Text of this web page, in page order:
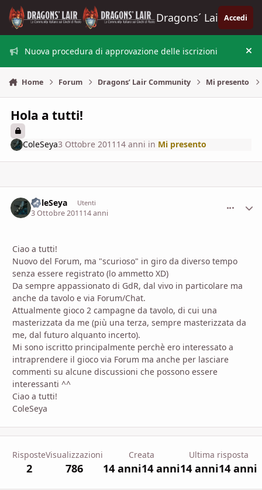
Vai al contenuto
Dragons´ Lair Accedi
Nuova procedura di approvazione delle iscrizioni
Home Forum Dragons’ Lair Community Mi presento
Hola a tutti!
ColeSeya3 Ottobre 2011 14 anni in Mi presento
ColeSeya Utenti
3 Ottobre 201114 anni
Ciao a tutti!
Nuovo del Forum, ma "scurioso" in giro da diverso tempo
senza essere registrato (lo ammetto XD)
Da sempre appassionato di GdR, dal vivo in particolare ma
anche da tavolo e via Forum/Chat.
Attualmente gioco 2 campagne da tavolo, di cui una
masterizzata da me (più una terza, sempre masterizzata da
me, dal futuro alquanto incerto).
Mi sono iscritto principalmente perchè ero interessato a
intraprendere il gioco via Forum ma anche per lasciare
commenti su alcune discussioni che possono essere
interessanti ^^
Ciao a tutti!
ColeSeya
Risposte
2
Visualizzazioni
786
Creata
14 anni14 anni
Ultima risposta
14 anni14 anni